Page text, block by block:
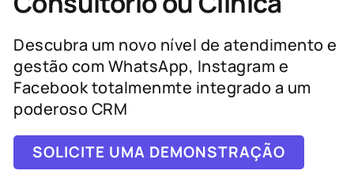
Descubra um novo nível de atendimento e
gestão com WhatsApp, Instagram e
Facebook totalmenmte integrado a um
poderoso CRM
SOLICITE UMA DEMONSTRAÇÃO